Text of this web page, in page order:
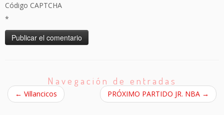
Código CAPTCHA
*
Navegación de entradas
← Villancicos PRÓXIMO PARTIDO JR. NBA →